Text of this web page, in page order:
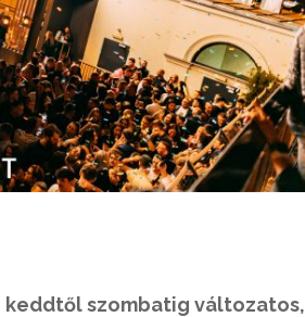
keddtől szombatig változatos,